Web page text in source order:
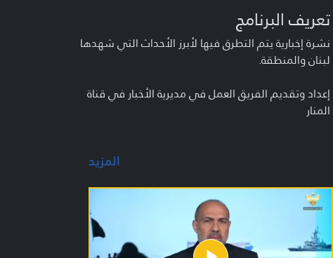
تعريف البرنامج
نشرة إخبارية يتم التطرق فيها لأبرز الأحداث التي شهدها
لبنان والمنطقة.
إعداد وتقديم الفريق العمل في مديرية الأخبار في قناة
المنار
المزيد